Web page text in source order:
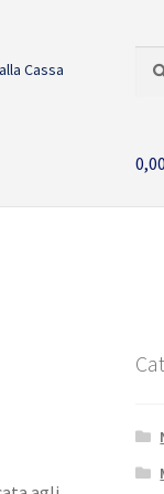
Cassa
0,00